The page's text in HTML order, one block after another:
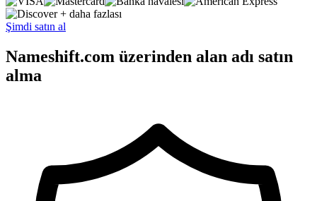
+ daha fazlası
Şimdi satın al
Nameshift.com üzerinden alan adı satın
alma